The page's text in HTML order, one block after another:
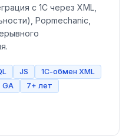
с 1С через XML,
Popmechanic,
JS
1С-обмен XML
GA 7+ лет